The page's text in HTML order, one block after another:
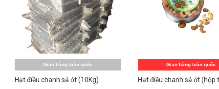
Giao hàng toàn quốc
Hạt điều chanh sả ớt (10Kg)
Giao hàng toàn quốc
Hạt điều chanh sả ớt (hộp